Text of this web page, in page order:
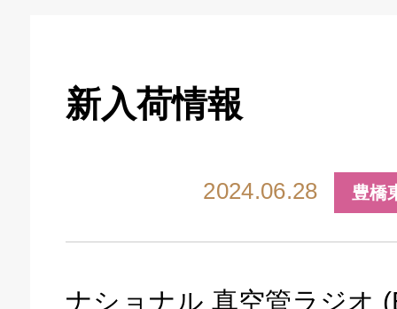
新入荷情報
2024.06.28 豊橋
ナショナル 真空管ラジオ